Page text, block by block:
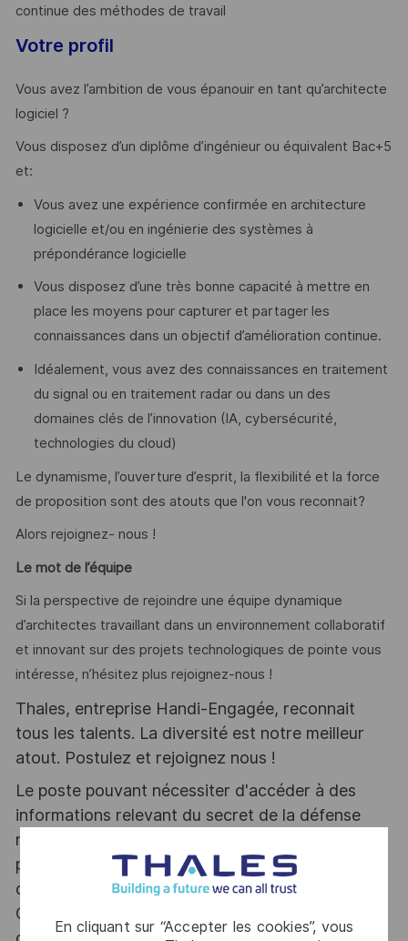
En cliquant sur “Accepter les cookies”, vous
continue des méthodes de travail
Votre profil
Vous avez l’ambition de vous épanouir en tant qu’architecte
logiciel ?
Vous disposez d’un diplôme d’ingénieur ou équivalent Bac+5
et:
Vous avez une expérience confirmée en architecture
logicielle et/ou en ingénierie des systèmes à
prépondérance logicielle
Vous disposez d’une très bonne capacité à mettre en
place les moyens pour capturer et partager les
connaissances dans un objectif d’amélioration continue.
Idéalement, vous avez des connaissances en traitement
du signal ou en traitement radar ou dans un des
domaines clés de l’innovation (IA, cybersécurité,
technologies du cloud)
Le dynamisme, l’ouverture d’esprit, la flexibilité et la force
de proposition sont des atouts que l'on vous reconnait?
Alors rejoignez- nous !
Le mot de l’équipe
Si la perspective de rejoindre une équipe dynamique
d’architectes travaillant dans un environnement collaboratif
et innovant sur des projets technologiques de pointe vous
intéresse, n’hésitez plus rejoignez-nous !
Thales, entreprise Handi-Engagée, reconnait
tous les talents. La diversité est notre meilleur
atout. Postulez et rejoignez nous !
Le poste pouvant nécessiter d'accéder à des
informations relevant du secret de la défense
nationale, la personne retenue fera l'objet d'une
procédure d’habilitation, conformément aux
dispositions des articles R.2311-1 et suivants du
Code de la défense et de l’IGI 1300 SGDSN/PSE